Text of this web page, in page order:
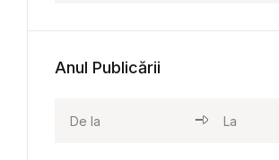
Anul Publicării